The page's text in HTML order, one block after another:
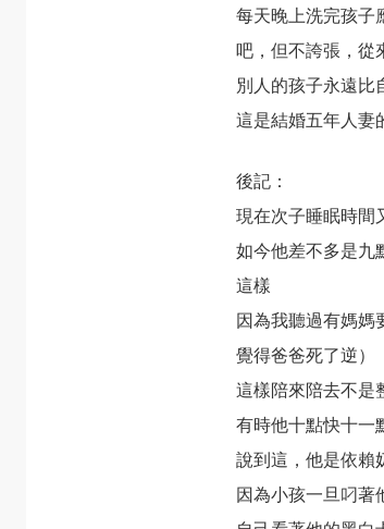
每天晚上洗完孩子
吧，但不誇張，從
別人的孩子永遠比
這是結婚五年人妻
後記：
現在次子睡眠時間
如今他差不多是九
這樣
因為我聽過有媽媽
覺得爸爸死了逆）
這樣陪來陪去不是
有時他十點快十一
說到這，他是依賴
因為小孩一旦叼著